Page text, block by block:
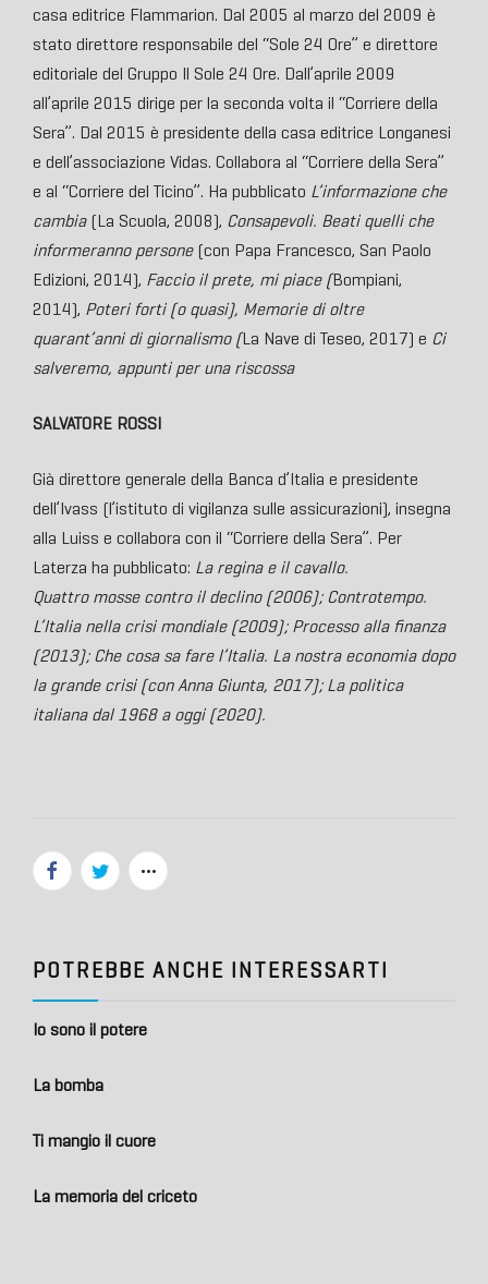
casa editrice Flammarion. Dal 2005 al marzo del 2009 è
stato direttore responsabile del “Sole 24 Ore” e direttore
editoriale del Gruppo Il Sole 24 Ore. Dall’aprile 2009
all’aprile 2015 dirige per la seconda volta il “Corriere della
Sera”. Dal 2015 è presidente della casa editrice Longanesi
e dell’associazione Vidas. Collabora al “Corriere della Sera”
e al “Corriere del Ticino”. Ha pubblicato L’informazione che
cambia(La Scuola, 2008), Consapevoli. Beati quelli che
informeranno persone(con Papa Francesco, San Paolo
Edizioni, 2014), Faccio il prete, mi piace (Bompiani,
2014), Poteri forti (o quasi), Memorie di oltre
quarant’anni di giornalismo (La Nave di Teseo, 2017) e Ci
salveremo, appunti per una riscossa
SALVATORE ROSSI
Già direttore generale della Banca d’Italia e presidente
dell’Ivass (l’istituto di vigilanza sulle assicurazioni), insegna
alla Luiss e collabora con il “Corriere della Sera”. Per
Laterza ha pubblicato: La regina e il cavallo.
Quattro mosse contro il declino (2006); Controtempo.
L’Italia nella crisi mondiale (2009); Processo alla finanza
(2013); Che cosa sa fare l’Italia. La nostra economia dopo
la grande crisi (con Anna Giunta, 2017); La politica
italiana dal 1968 a oggi (2020).
POTREBBE ANCHE INTERESSARTI
Io sono il potere
La bomba
Ti mangio il cuore
La memoria del criceto